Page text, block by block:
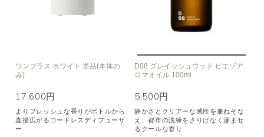
ワンプラス ホワイト 単品(本体の
み)
17,600円
よりフレッシュな香りがボトルから
直接広がるコードレスディフューザ
ー
D08 グレイッシュウッド ピエゾア
ロマオイル 100ml
5,500円
静かさとクリアーな感性を兼ねそな
え、都市の洗練をさりげなく滲ませ
るクールな香り